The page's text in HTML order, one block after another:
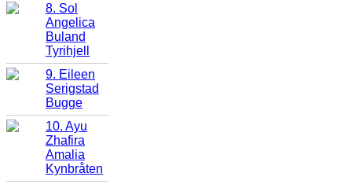
8. Sol
Angelica
Buland
Tyrihjell
9. Eileen
Serigstad
Bugge
10. Ayu
Zhafira
Amalia
Kynbråten